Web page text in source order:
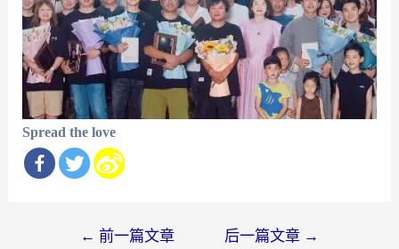
Spread the love
← 前一篇文章 后一篇文章 →